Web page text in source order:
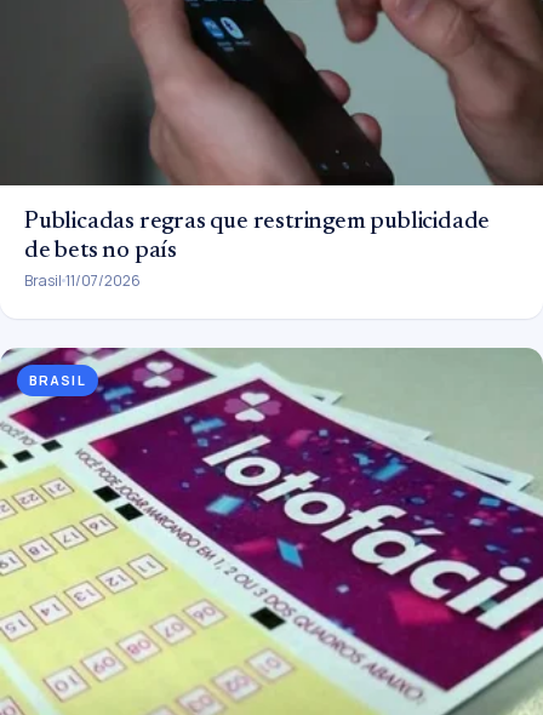
Publicadas regras que restringem publicidade
de bets no país
Brasil 11/07/2026
BRASIL